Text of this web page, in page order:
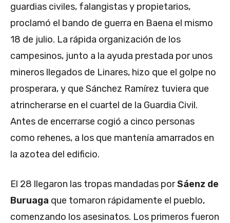
guardias civiles, falangistas y propietarios,
proclamó el bando de guerra en Baena el mismo
18 de julio. La rápida organización de los
campesinos, junto a la ayuda prestada por unos
mineros llegados de Linares, hizo que el golpe no
prosperara, y que Sánchez Ramírez tuviera que
atrincherarse en el cuartel de la Guardia Civil.
Antes de encerrarse cogió a cinco personas
como rehenes, a los que mantenía amarrados en
la azotea del edificio.
El 28 llegaron las tropas mandadas porSáenz de
Buruaga que tomaron rápidamente el pueblo,
comenzando los asesinatos. Los primeros fueron